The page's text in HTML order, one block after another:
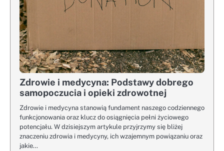
Zdrowie i medycyna: Podstawy dobrego
samopoczucia i opieki zdrowotnej
Zdrowie i medycyna stanowią fundament naszego codziennego
funkcjonowania oraz klucz do osiągnięcia pełni życiowego
potencjału. W dzisiejszym artykule przyjrzymy się bliżej
znaczeniu zdrowia i medycyny, ich wzajemnym powiązaniu oraz
jakie…